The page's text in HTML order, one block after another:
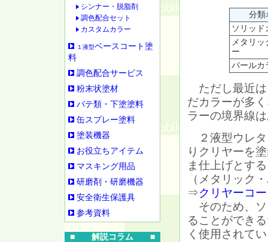
シンナー・脱脂剤
調色配合セット
カスタムカラー
１液型ベースコート塗
料
調色配合サービス
粉末状塗材
パテ類・下塗塗料
缶スプレー塗料
塗装機器
お役立ちアイテム
マスキング用品
研磨剤・研磨機器
安全衛生保護具
参考資料
■ 解説コラム ■
分類
ソリッド
メタリッ
ー
パールカ
ただし最近は
だカラーが多
ラーの境界線
２液型ウレタ
りクリヤーを
ま仕上げとす
（メタリック
⇒クリヤーコ
そのため、ソ
ることができ
く使用されて